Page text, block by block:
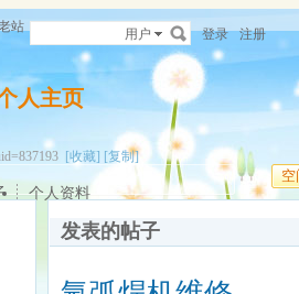
站 用户 登录 注册
人主页
[收藏] [复制]
空
个人资料
发表的帖子